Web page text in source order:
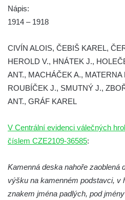
Kenotaf Jana Mojžiše na hřbitově
Kenotaf Josefa Jílka na hřbitově
Velešíně
Hrob Jana Foitla na hřbitově ve
Hrob Ludvíka Tůmy na hřbitově
Pomník obětem 2. světové války
u kostela svatého Václava ve
pomníku obětem válek na
Kamarýta ve Velešíně
Pomník obětem 1. a 2. světové
Nápis:
1914 – 1918
CIVÍN ALOIS, ČEBIŠ KAREL,
HEROLD V., HNÁTEK J.,
ANT., MACHÁČEK A., MATERNA
ROUBÍČEK J., SMUTNÝ J.,
ANT., GRÁF KAREL
V Centrální evidenci válečných
číslem CZE2109-36585:
Kamenná deska nahoře zaoblená
výšku na kamenném podstavci, v
znakem jména padlých, pod